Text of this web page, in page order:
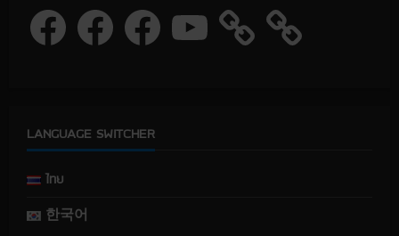
a
a
a
Y
u
LANGUAGE SWITCHER
ไทย
한국어